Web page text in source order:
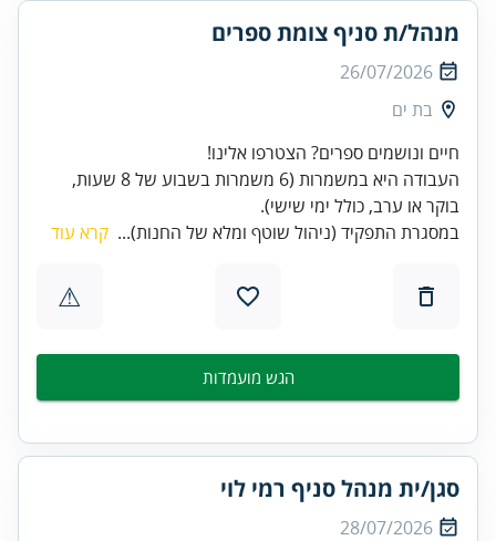
מנהל/ת סניף צומת ספרים
26/07/2026
בת ים
העבודה היא במשמרות (6 משמרות בשבוע של 8 שעות,
בוקר או ערב, כולל ימי שישי).
במסגרת התפקיד (ניהול שוטף ומלא של החנות)... קרא עוד
⚠
הגש מועמדות
סגן/ית מנהל סניף רמי לוי
28/07/2026